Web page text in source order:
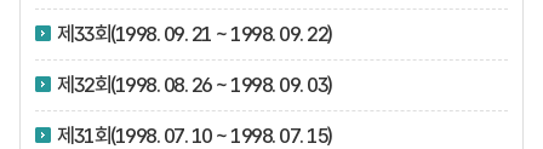
제33회(1998. 09. 21 ~ 1998. 09. 22)
제32회(1998. 08. 26 ~ 1998. 09. 03)
제31회(1998. 07. 10 ~ 1998. 07. 15)